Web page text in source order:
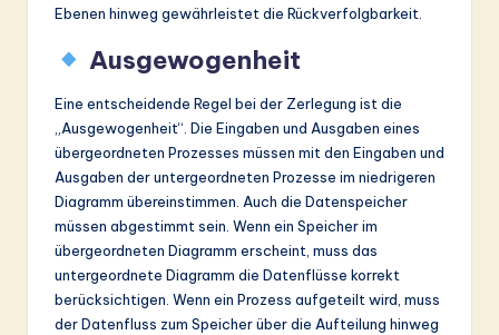
Ebenen hinweg gewährleistet die Rückverfolgbarkeit.
Ausgewogenheit
Eine entscheidende Regel bei der Zerlegung ist die
„Ausgewogenheit“. Die Eingaben und Ausgaben eines
übergeordneten Prozesses müssen mit den Eingaben und
Ausgaben der untergeordneten Prozesse im niedrigeren
Diagramm übereinstimmen. Auch die Datenspeicher
müssen abgestimmt sein. Wenn ein Speicher im
übergeordneten Diagramm erscheint, muss das
untergeordnete Diagramm die Datenflüsse korrekt
berücksichtigen. Wenn ein Prozess aufgeteilt wird, muss
der Datenfluss zum Speicher über die Aufteilung hinweg